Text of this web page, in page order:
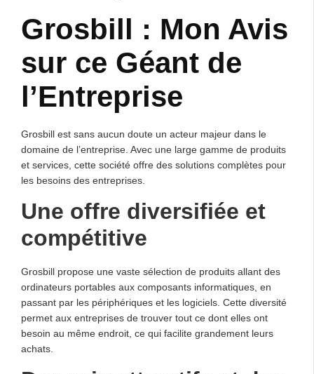
Grosbill : Mon Avis
sur ce Géant de
l’Entreprise
Grosbill est sans aucun doute un acteur majeur dans le
domaine de l’entreprise. Avec une large gamme de produits
et services, cette société offre des solutions complètes pour
les besoins des entreprises.
Une offre diversifiée et
compétitive
Grosbill propose une vaste sélection de produits allant des
ordinateurs portables aux composants informatiques, en
passant par les périphériques et les logiciels. Cette diversité
permet aux entreprises de trouver tout ce dont elles ont
besoin au même endroit, ce qui facilite grandement leurs
achats.